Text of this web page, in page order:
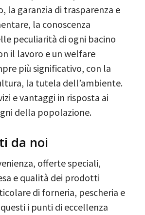
la garanzia di trasparenza e
la conoscenza
peculiarità di ogni bacino
il lavoro e un welfare
più significativo, con la
la tutela dell’ambiente.
e vantaggi in risposta ai
della popolazione.
da noi
offerte speciali,
e qualità dei prodotti
di forneria, pescheria e
i punti di eccellenza